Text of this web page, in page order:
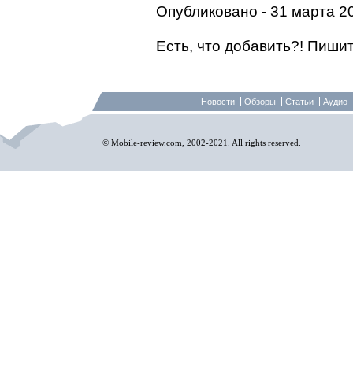
Опубликовано - 31 марта
Есть, что добавить?!
Новости Обзоры Статьи Аудио
© Mobile-review.com, 2002-2021. All rights reserved.